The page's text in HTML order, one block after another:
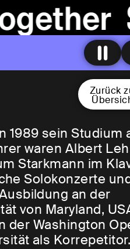
Zurück
1989 sein Studium
waren Albert
Starkmann im
Solokonzerte
an der
von Maryland,
der Washington
als